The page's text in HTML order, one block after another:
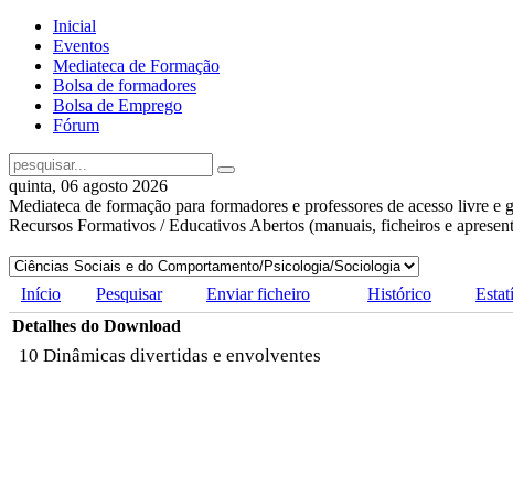
Inicial
Eventos
Mediateca de Formação
Bolsa de formadores
Bolsa de Emprego
Fórum
quinta, 06 agosto 2026
Mediateca de formação para formadores e professores de acesso livre
Recursos Formativos / Educativos Abertos (manuais, ficheiros e
Início Pesquisar Enviar ficheiro Histórico
Detalhes do Download
10 Dinâmicas divertidas e envolventes